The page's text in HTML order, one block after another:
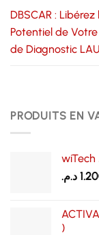
DBSCAR : Libérez
Potentiel de
de Diagnostic
PRODUITS EN
wiTech
د.م.
)